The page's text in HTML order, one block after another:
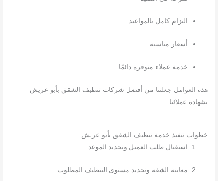
التزام كامل بالمواعيد
أسعار مناسبة
خدمة عملاء متوفرة دائمًا
هذه العوامل جعلتنا من أفضل شركات تنظيف الشقق بأبو عريش
بشهادة عملائنا.
خطوات تنفيذ خدمة تنظيف الشقق بأبو عريش
استقبال طلب العميل وتحديد الموعد
معاينة الشقة وتحديد مستوى التنظيف المطلوب